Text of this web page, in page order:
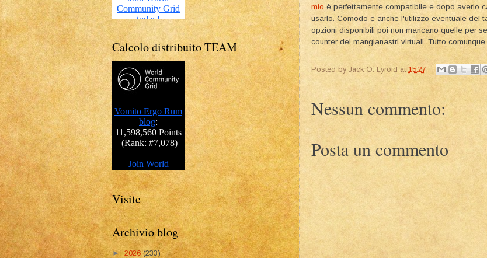
mio è perfettamente compatibile e dopo averlo
usarlo. Comodo è anche l'utilizzo eventuale del
opzioni disponibili poi non mancano quelle per
counter del mangianastri virtuali. Tutto
Posted by Jack O. Lyroid at 15:27
Nessun commento:
Posta un commento
Calcolo distribuito TEAM
Visite
Archivio blog
► 2026(233)